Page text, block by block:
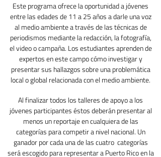
Este programa ofrece la oportunidad a jóvenes
entre las edades de 11 a 25 años a darle una voz
al medio ambiente a través de las técnicas de
periodismos mediante la redacción, la fotografía,
el video o campaña. Los estudiantes aprenden de
expertos en este campo cómo investigar y
presentar sus hallazgos sobre una problemática
local o global relacionada con el medio ambiente.
Al finalizar todos los talleres de apoyo a los
jóvenes participantes éstos deberán presentar al
menos un reportaje en cualquiera de las
categorías para competir a nivel nacional. Un
ganador por cada una de las cuatro categorías
será escogido para representar a Puerto Rico en la